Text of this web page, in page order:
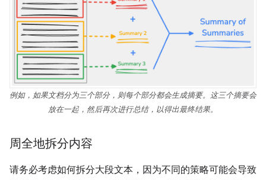
例如，如果文档分为三个部分，则每个部分都会生成摘要。这三个摘要会
放在一起，然后再次进行总结，以得出最终结果。
周全地拆分内容
请务必考虑如何拆分大段文本，因为不同的策略可能会导致